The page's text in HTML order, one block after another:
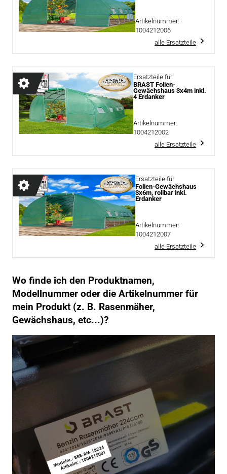
Artikelnummer:
1004212006
alle Ersatzteile
Ersatzteile für
BRAST Folien-
Gewächshaus 3x4m inkl.
4 Erdanker
Artikelnummer:
1004212002
alle Ersatzteile
Ersatzteile für
Folien-Gewächshaus
3x6m, rollbar inkl.
Erdanker
Artikelnummer:
1004212007
alle Ersatzteile
Wo finde ich den Produktnamen,
Modellnummer oder die Artikelnummer für
mein Produkt (z. B. Rasenmäher,
Gewächshaus, etc...)?